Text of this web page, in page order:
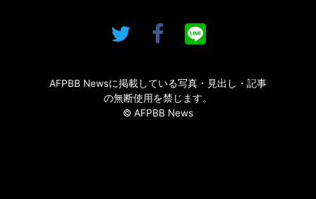
AFPBB Newsに掲載している写真・見出し・記事
の無断使用を禁じます。
© AFPBB News